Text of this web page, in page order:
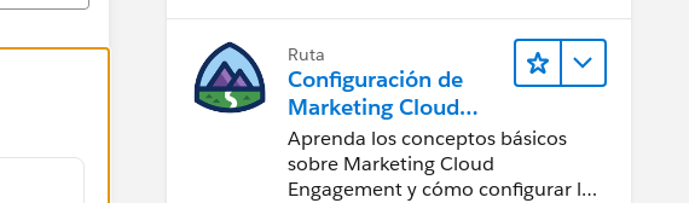
Ruta
Configuración de
Marketing Cloud
Engagement
Aprenda los conceptos básicos
sobre Marketing Cloud
Engagement y cómo configurar la